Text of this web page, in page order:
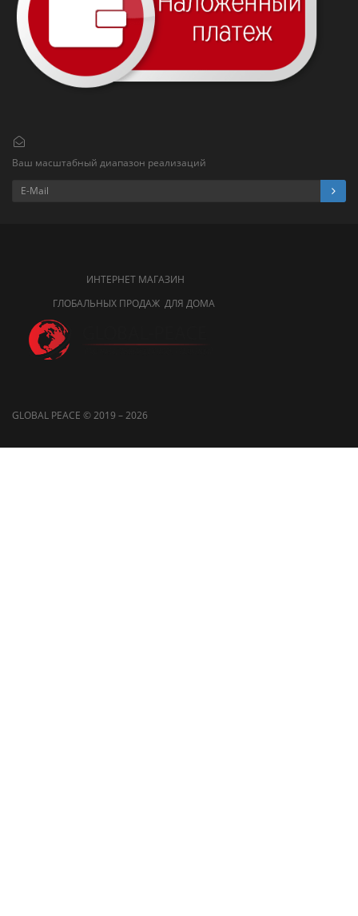
Ваш масштабный диапазон реализаций
ИНТЕРНЕТ МАГАЗИН
ГЛОБАЛЬНЫХ ПРОДАЖ ДЛЯ ДОМА
GLOBAL PEACE © 2019 – 2026